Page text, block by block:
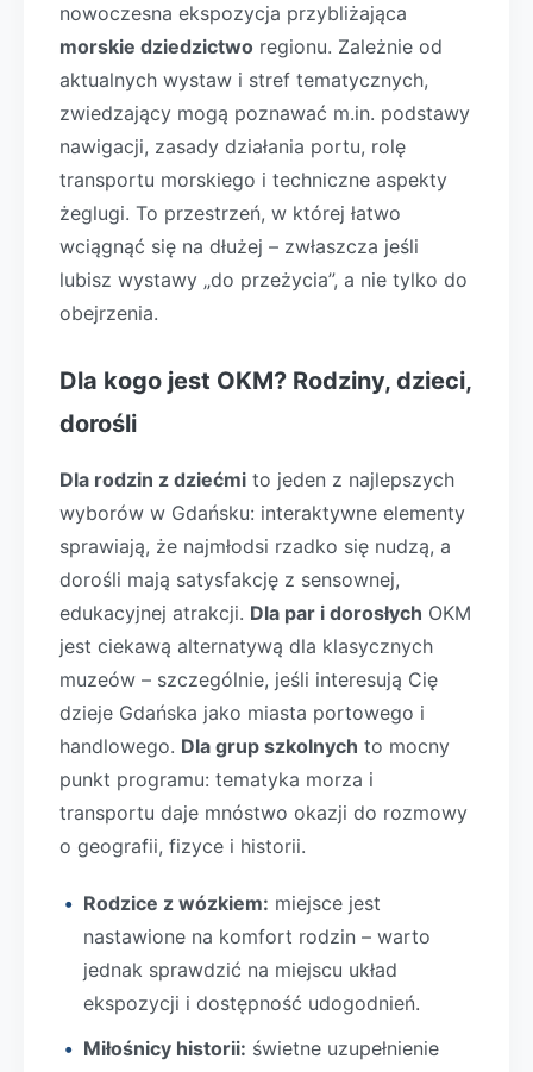
nowoczesna ekspozycja przybliżająca
morskie dziedzictwo regionu. Zależnie od
aktualnych wystaw i stref tematycznych,
zwiedzający mogą poznawać m.in. podstawy
nawigacji, zasady działania portu, rolę
transportu morskiego i techniczne aspekty
żeglugi. To przestrzeń, w której łatwo
wciągnąć się na dłużej – zwłaszcza jeśli
lubisz wystawy „do przeżycia”, a nie tylko do
obejrzenia.
Dla kogo jest OKM? Rodziny, dzieci,
dorośli
Dla rodzin z dziećmi to jeden z najlepszych
wyborów w Gdańsku: interaktywne elementy
sprawiają, że najmłodsi rzadko się nudzą, a
dorośli mają satysfakcję z sensownej,
edukacyjnej atrakcji. Dla par i dorosłych OKM
jest ciekawą alternatywą dla klasycznych
muzeów – szczególnie, jeśli interesują Cię
dzieje Gdańska jako miasta portowego i
handlowego. Dla grup szkolnych to mocny
punkt programu: tematyka morza i
transportu daje mnóstwo okazji do rozmowy
o geografii, fizyce i historii.
Rodzice z wózkiem: miejsce jest
nastawione na komfort rodzin – warto
jednak sprawdzić na miejscu układ
ekspozycji i dostępność udogodnień.
Miłośnicy historii: świetne uzupełnienie